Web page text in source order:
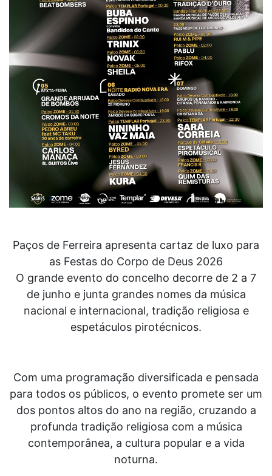
Paços de Ferreira apresenta cartaz de luxo para
as Festas do Corpo de Deus 2026
O grande evento do concelho decorre de 2 a 7
de junho e junta grandes nomes da música
nacional e internacional, tradição religiosa e
espetáculos pirotécnicos.
Com uma programação diversificada e pensada
para todos os públicos, o evento promete ser um
dos pontos altos do ano na região, cruzando a
profunda tradição religiosa com a música
contemporânea, a cultura popular e a vida
noturna.